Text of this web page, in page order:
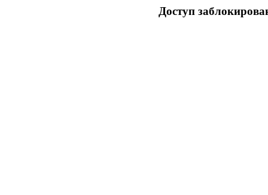
Доступ